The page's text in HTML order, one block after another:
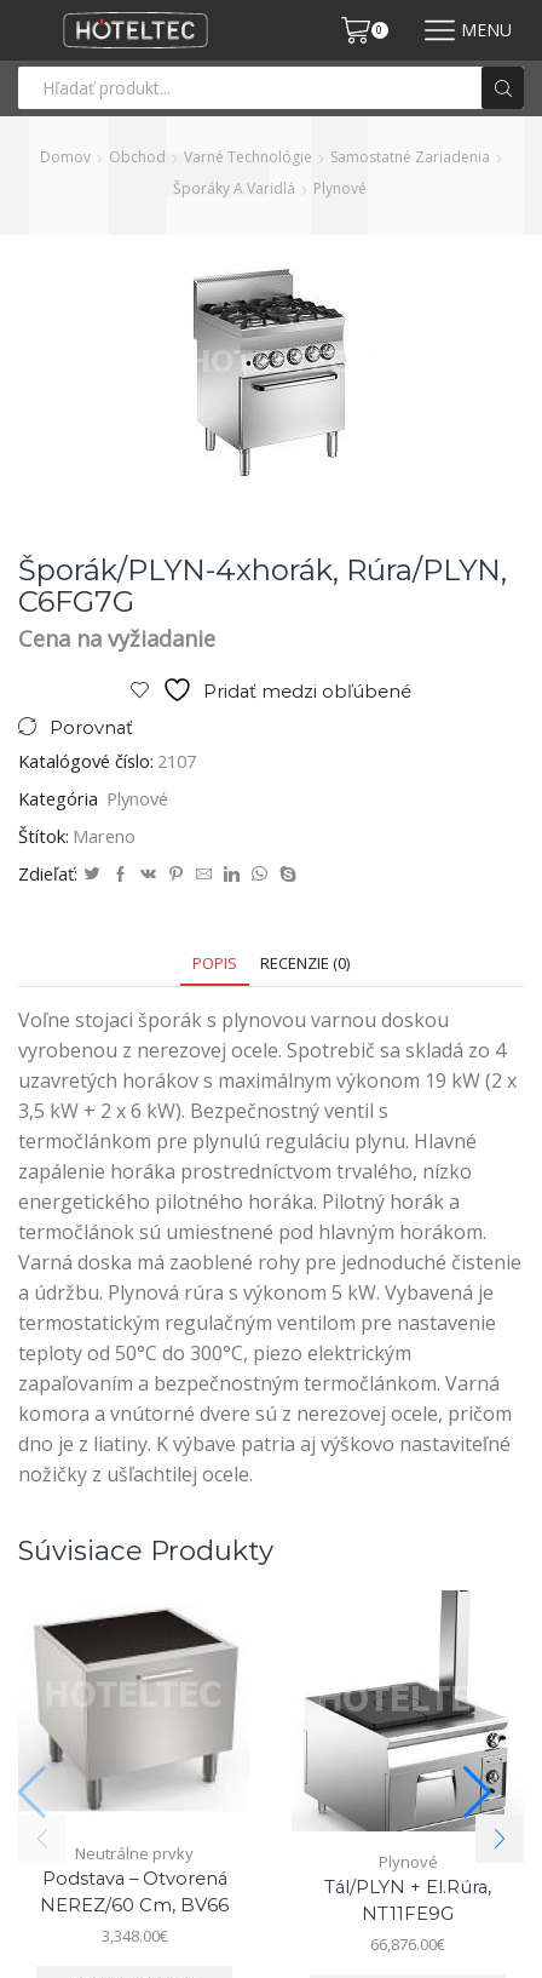
0 MENU
Domov Obchod Varné Technológie
Samostatné Zariadenia
Šporáky A Varidlá
Plynové
Šporák/PLYN-4xhorák, Rúra/PLYN,
C6FG7G
Cena na vyžiadanie
Pridať medzi obľúbené
Porovnať
Katalógové číslo: 2107
Kategória Plynové
Štítok: Mareno
Zdieľať:
POPIS RECENZIE (0)
Voľne stojaci šporák s plynovou varnou doskou
vyrobenou z nerezovej ocele. Spotrebič sa skladá zo 4
uzavretých horákov s maximálnym výkonom 19 kW (2 x
3,5 kW + 2 x 6 kW). Bezpečnostný ventil s
termočlánkom pre plynulú reguláciu plynu. Hlavné
zapálenie horáka prostredníctvom trvalého, nízko
energetického pilotného horáka. Pilotný horák a
termočlánok sú umiestnené pod hlavným horákom.
Varná doska má zaoblené rohy pre jednoduché čistenie
a údržbu. Plynová rúra s výkonom 5 kW. Vybavená je
termostatickým regulačným ventilom pre nastavenie
teploty od 50°C do 300°C, piezo elektrickým
zapaľovaním a bezpečnostným termočlánkom. Varná
komora a vnútorné dvere sú z nerezovej ocele, pričom
dno je z liatiny. K výbave patria aj výškovo nastaviteľné
nožičky z ušľachtilej ocele.
Súvisiace Produkty
Neutrálne prvky
Podstava – Otvorená
NEREZ/60 Cm, BV66
3,348.00€
Plynové
Tál/PLYN + El.rúra,
NT11FE9G
66,876.00€